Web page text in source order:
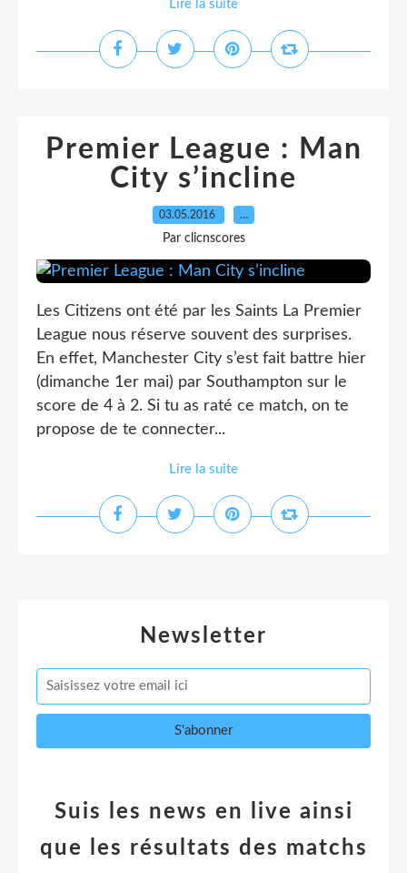
Lire la suite
Premier League : Man
City s’incline
03.05.2016 …
Par clicnscores
Les Citizens ont été par les Saints La Premier
League nous réserve souvent des surprises.
En effet, Manchester City s’est fait battre hier
(dimanche 1er mai) par Southampton sur le
score de 4 à 2. Si tu as raté ce match, on te
propose de te connecter...
Lire la suite
Newsletter
Suis les news en live ainsi
que les résultats des matchs